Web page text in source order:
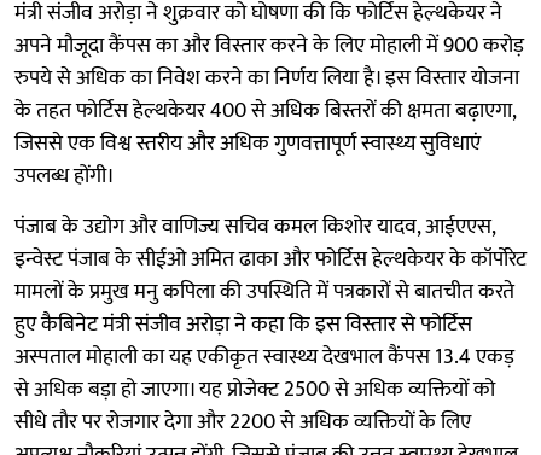
मंत्री संजीव अरोड़ा ने शुक्रवार को घोषणा की कि फोर्टिस हेल्थकेयर ने
अपने मौजूदा कैंपस का और विस्तार करने के लिए मोहाली में 900 करोड़
रुपये से अधिक का निवेश करने का निर्णय लिया है। इस विस्तार योजना
के तहत फोर्टिस हेल्थकेयर 400 से अधिक बिस्तरों की क्षमता बढ़ाएगा,
जिससे एक विश्व स्तरीय और अधिक गुणवत्तापूर्ण स्वास्थ्य सुविधाएं
उपलब्ध होंगी।
पंजाब के उद्योग और वाणिज्य सचिव कमल किशोर यादव, आईएएस,
इन्वेस्ट पंजाब के सीईओ अमित ढाका और फोर्टिस हेल्थकेयर के कॉर्पोरेट
मामलों के प्रमुख मनु कपिला की उपस्थिति में पत्रकारों से बातचीत करते
हुए कैबिनेट मंत्री संजीव अरोड़ा ने कहा कि इस विस्तार से फोर्टिस
अस्पताल मोहाली का यह एकीकृत स्वास्थ्य देखभाल कैंपस 13.4 एकड़
से अधिक बड़ा हो जाएगा। यह प्रोजेक्ट 2500 से अधिक व्यक्तियों को
सीधे तौर पर रोजगार देगा और 2200 से अधिक व्यक्तियों के लिए